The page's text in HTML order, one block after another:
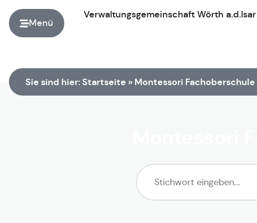
Menü
Verwaltungsgemeinschaft Wörth a.d.Isar
Sie sind hier: Startseite » Montessori Fachoberschule